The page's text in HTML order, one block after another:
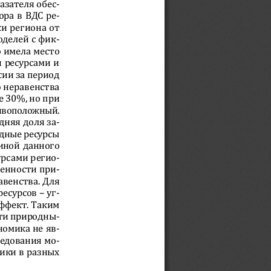
в ВДС ре-
региона от
с фик-
место
и
за период
30%, но при
доля за-
ресурсы
данного
регио-
при-
Для
– уг-
Таким
природны-
не яв-
мо-
в разных